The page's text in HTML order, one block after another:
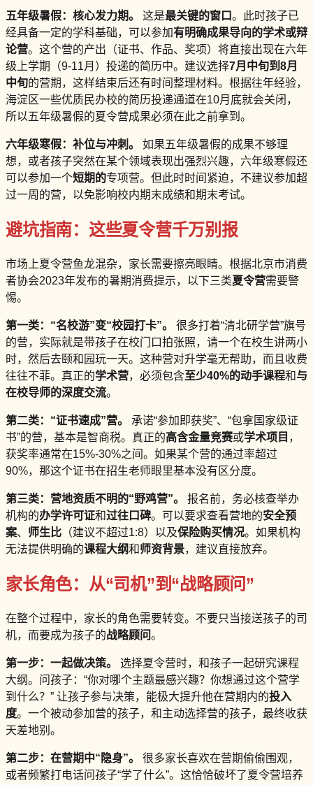
五年级暑假：核心发力期。 这是最关键的窗口。此时孩子已
经具备一定的学科基础，可以参加有明确成果导向的学术或辩
论营。这个营的产出（证书、作品、奖项）将直接出现在六年
级上学期（9-11月）投递的简历中。建议选择7月中旬到8月
中旬的营期，这样结束后还有时间整理材料。根据往年经验，
海淀区一些优质民办校的简历投递通道在10月底就会关闭，
所以五年级暑假的夏令营成果必须在此之前拿到。
六年级寒假：补位与冲刺。
如果五年级暑假的成果不够理
想，或者孩子突然在某个领域表现出强烈兴趣，六年级寒假还
可以参加一个短期的专项营。但此时时间紧迫，不建议参加超
过一周的营，以免影响校内期末成绩和期末考试。
避坑指南：这些夏令营千万别报
市场上夏令营鱼龙混杂，家长需要擦亮眼睛。根据北京市消费
者协会2023年发布的暑期消费提示，以下三类夏令营需要警
惕。
第一类：“名校游”变“校园打卡”。
很多打着“清北研学营”旗号
的营，实际就是带孩子在校门口拍张照，请一个在校生讲两小
时，然后去颐和园玩一天。这种营对升学毫无帮助，而且收费
往往不菲。真正的学术营，必须包含至少40%的动手课程和与
在校导师的深度交流。
第二类：“证书速成”营。
承诺“参加即获奖”、“包拿国家级证
书”的营，基本是智商税。真正的高含金量竞赛或学术项目 ，
获奖率通常在15%-30%之间。如果某个营的通过率超过
90%，那这个证书在招生老师眼里基本没有区分度。
第三类：营地资质不明的“野鸡营”。
报名前，务必核查举办
机构的办学许可证和过往口碑。可以要求查看营地的安全预
案、 师生比 （建议不超过1:8）以及保险购买情况。如果机构
无法提供明确的课程大纲和师资背景，建议直接放弃。
家长角色：从“司机”到“战略顾问”
在整个过程中，家长的角色需要转变。不要只当接送孩子的司
机，而要成为孩子的战略顾问。
第一步：一起做决策。
选择夏令营时，和孩子一起研究课程
大纲。问孩子：“你对哪个主题最感兴趣？你想通过这个营学
到什么？” 让孩子参与决策，能极大提升他在营期内的投入
度。一个被动参加营的孩子，和主动选择营的孩子，最终收获
天差地别。
第二步：在营期中“隐身”。
很多家长喜欢在营期偷偷围观，
或者频繁打电话问孩子“学了什么”。这恰恰破坏了夏令营培养